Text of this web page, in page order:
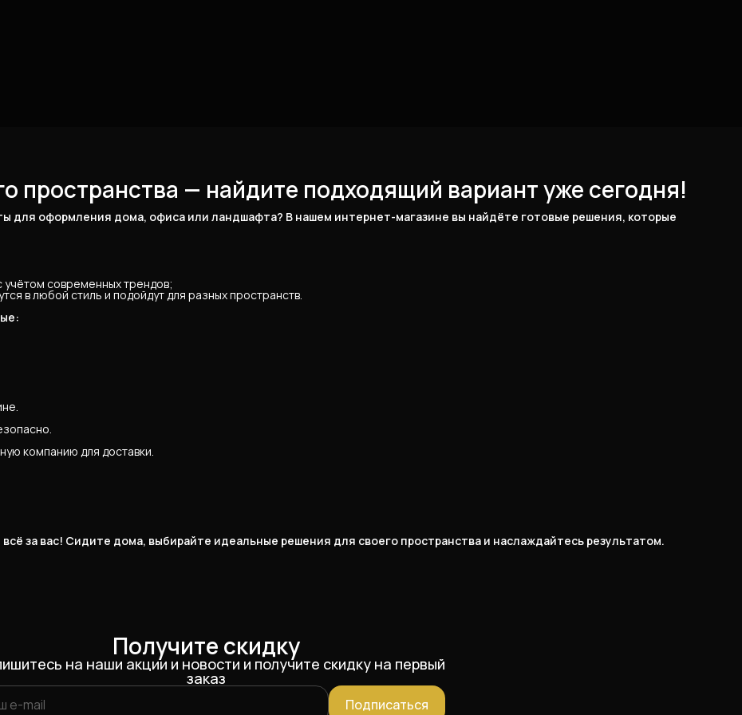
пространства — найдите подходящий вариант уже сегодня!
для оформления дома, офиса или ландшафта? В нашем интернет-магазине вы найдёте готовые решения, которые
учётом современных трендов;
в любой стиль и подойдут для разных пространств.
компанию для доставки.
за вас! Сидите дома, выбирайте идеальные решения для своего пространства и наслаждайтесь результатом.
Получите скидку
на наши акции и новости и получите скидку на первый
заказ
Подписаться